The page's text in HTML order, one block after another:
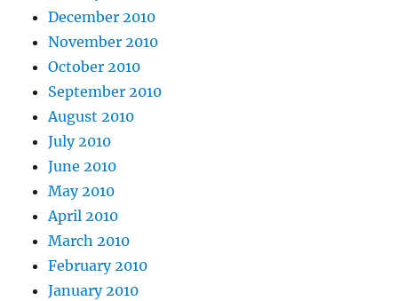
December 2010
November 2010
October 2010
September 2010
August 2010
July 2010
June 2010
May 2010
April 2010
March 2010
February 2010
January 2010